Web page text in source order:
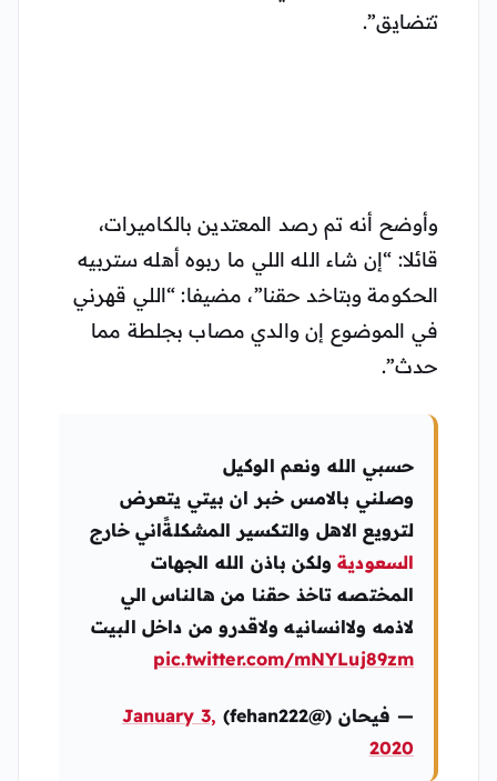
تتضايق”.
وأوضح أنه تم رصد المعتدين بالكاميرات،
قائلا: “إن شاء الله اللي ما ربوه أهله ستربيه
الحكومة وبتاخد حقنا”، مضيفا: “اللي قهرني
في الموضوع إن والدي مصاب بجلطة مما
حدث”.
حسبي الله ونعم الوكيل
وصلني بالامس خبر ان بيتي يتعرض
لترويع الاهل والتكسير المشكلةًاني خارج
السعوديةولكن باذن الله الجهات
المختصه تاخذ حقنا من هالناس الي
لاذمه ولاانسانيه ولاقدرو من داخل البيت
pic.twitter.com/mNYLuj89zm
— فيحان (@fehan222)
January 3,
2020